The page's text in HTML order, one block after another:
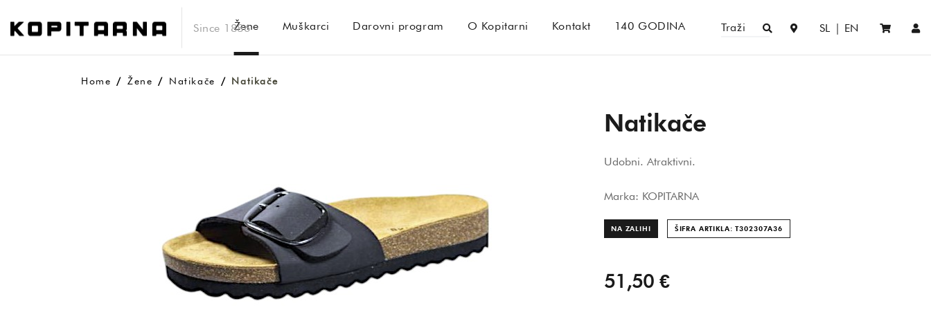
Traži SL | EN
Žene Muškarci Darovni program O Kopitarni Kontakt 140 GODINA
Since 1886
Home Žene Natikače Natikače
Natikače
Udobni. Atraktivni.
Marka: KOPITARNA
NA ZALIHI ŠIFRA ARTIKLA: T302307A36
51,50 €